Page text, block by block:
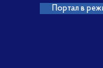
Портал в